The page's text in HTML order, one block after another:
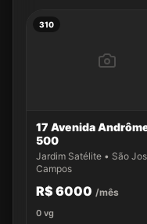
310
17 Avenida
500
Jardim Satélite • São
Campos
R$ 6000 /mês
0 vg